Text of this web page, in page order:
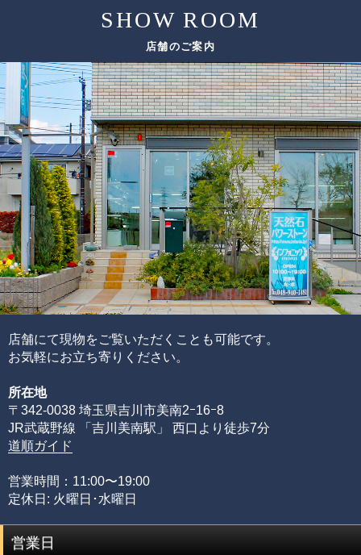
ただし、希少性の高いルチルクォーツは、仕入れのチャン
スも限られてしまうため、替えのビーズをご用意できない
場合がございます。
その場合は、ありのままの美しさをご紹介しております。
基準となる評価ポイント
ルチル
色味
太さ
輝き方
入り方
水晶
色味
透明度
この他にも細かい評価ポイントはございますが、大きく分
けて6つの評価ポイントを基に、各要素の水準が決まり、そ
れらを合算することで品質を見極めています。
ブレスレットの品質階級は、ブレスレットを構成している
各ビーズの品質水準の高さと品質水準のムラで決まりま
す。
通常、半貴石には上記のような基準を基にした品質管理を
することが出来ません。
めには、それぞれの石の一番下から一番上までの全ての品
質を網羅する必要があるからです。
限られた品質の知識のみでは、正確な品質評価をすること
が出来ません。
専門店としてルチルクォーツに情熱を注ぎ、ありとあらゆ
る加工工場に足を運び、積み重ねてきた品質知識があるか
す。
SHOW ROOM
店舗のご案内
店舗にて現物をご覧いただくことも可能です。
お気軽にお立ち寄りください。
所在地
〒342-0038 埼玉県吉川市美南2ｰ16ｰ8
JR武蔵野線 「吉川美南駅」 西口より徒歩7分
道順ガイド
営業時間：11:00〜19:00
定休日: 火曜日･水曜日
営業日